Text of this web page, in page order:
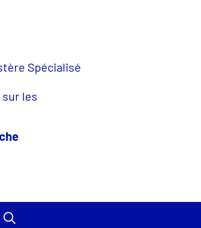
Spécialisé
sur les